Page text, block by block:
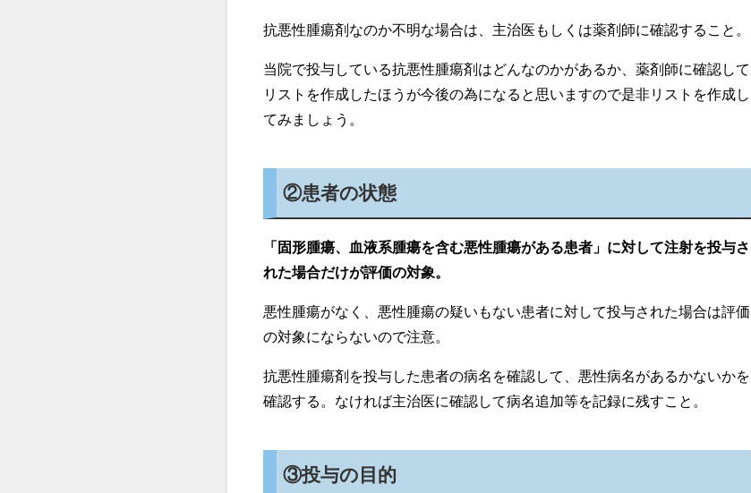
抗悪性腫瘍剤なのか不明な場合は、主治医もしくは薬剤師に確認すること。
当院で投与している抗悪性腫瘍剤はどんなのかがあるか、薬剤師に確認して
リストを作成したほうが今後の為になると思いますので是非リストを作成し
てみましょう。
②患者の状態
「固形腫瘍、血液系腫瘍を含む悪性腫瘍がある患者」に対して注射を投与さ
れた場合だけが評価の対象。
悪性腫瘍がなく、悪性腫瘍の疑いもない患者に対して投与された場合は評価
の対象にならないので注意。
抗悪性腫瘍剤を投与した患者の病名を確認して、悪性病名があるかないかを
確認する。なければ主治医に確認して病名追加等を記録に残すこと。
③投与の目的